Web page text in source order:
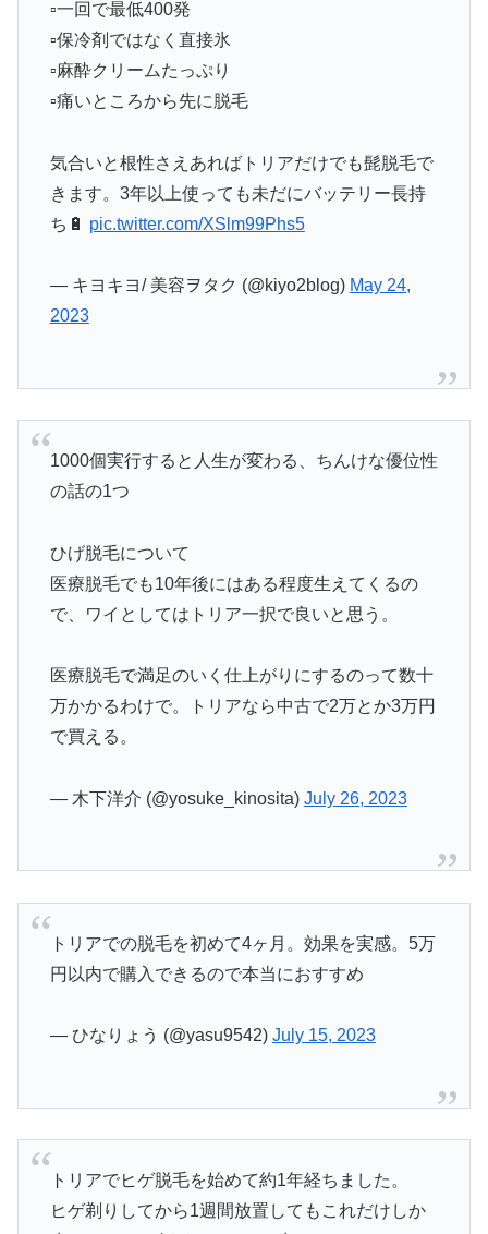
▫️一回で最低400発
▫️保冷剤ではなく直接氷
▫️麻酔クリームたっぷり
▫️痛いところから先に脱毛
気合いと根性さえあればトリアだけでも髭脱毛で
きます。3年以上使っても未だにバッテリー長持
ち🔋 pic.twitter.com/XSlm99Phs5
— キヨキヨ/ 美容ヲタク (@kiyo2blog) May 24,
2023
1000個実行すると人生が変わる、ちんけな優位性
の話の1つ
ひげ脱毛について
医療脱毛でも10年後にはある程度生えてくるの
で、ワイとしてはトリア一択で良いと思う。
医療脱毛で満足のいく仕上がりにするのって数十
万かかるわけで。トリアなら中古で2万とか3万円
で買える。
— 木下洋介 (@yosuke_kinosita) July 26, 2023
トリアでの脱毛を初めて4ヶ月。効果を実感。5万
円以内で購入できるので本当におすすめ
— ひなりょう (@yasu9542) July 15, 2023
トリアでヒゲ脱毛を始めて約1年経ちました。
ヒゲ剃りしてから1週間放置してもこれだけしか